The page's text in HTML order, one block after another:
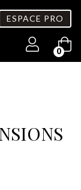
ESPACE PRO
0